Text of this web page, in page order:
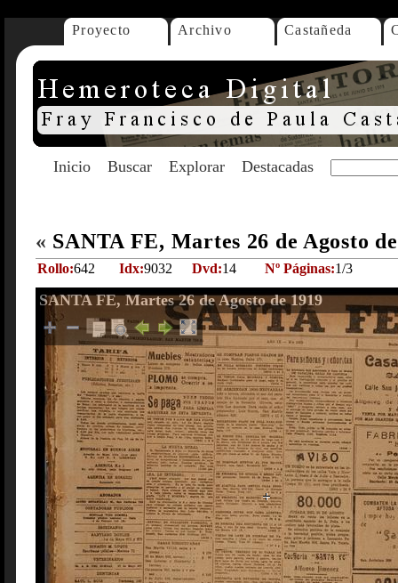
Proyecto Archivo Castañeda
Inicio Buscar Explorar Destacadas
« SANTA FE, Martes 26 de Agosto
Rollo:642 Idx:9032 Dvd:14 Nº Páginas:1/3
SANTA FE, Martes 26 de Agosto de 1919